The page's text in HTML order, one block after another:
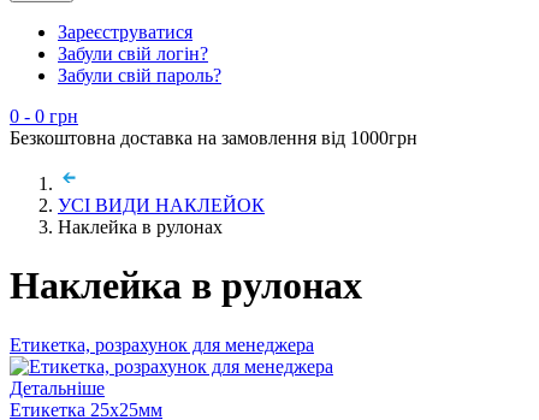
Зареєструватися
Забули свій логін?
Забули свій пароль?
0 - 0 грн
Безкоштовна доставка на замовлення від 1000грн
УСІ ВИДИ НАКЛЕЙОК
Наклейка в рулонах
Наклейка в рулонах
Етикетка, розрахунок для менеджера
Детальніше
Етикетка 25х25мм